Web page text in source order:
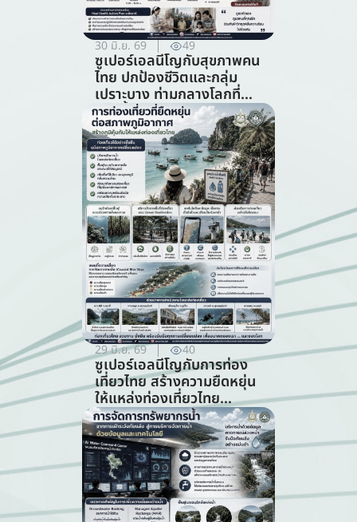
30 มิ.ย. 69 49
ซูเปอร์เอลนีโญกับสุขภาพคน
ไทย ปกป้องชีวิตและกลุ่ม
เปราะบาง ท่ามกลางโลกที่
ร้อนขึ้น (สาขาสาธารณสุข)
29 มิ.ย. 69 40
ซูเปอร์เอลนีโญกับการท่อง
เที่ยวไทย สร้างความยืดหยุ่น
ให้แหล่งท่องเที่ยวไทย
ท่ามกลางความท้าทายจาก
สภาพภูมิอากาศ (สาขาการ
ท่องเที่ยว)